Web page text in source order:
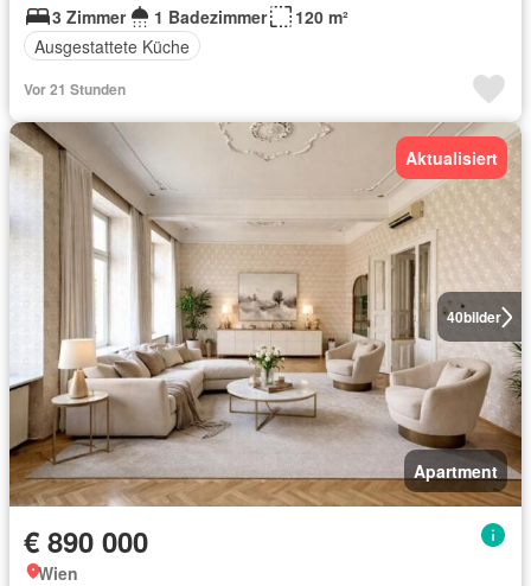
3 Zimmer
1 Badezimmer
120 m²
Ausgestattete Küche
Vor 21 Stunden
40bilder
Aktualisiert
Apartment
€ 890 000
Wien